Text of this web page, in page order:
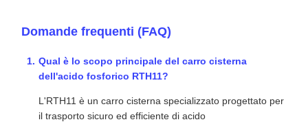
Domande frequenti (FAQ)
Qual è lo scopo principale del carro cisterna
dell'acido fosforico RTH11?
L'RTH11 è un carro cisterna specializzato progettato per
il trasporto sicuro ed efficiente di acido